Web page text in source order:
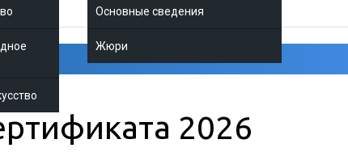
Основные сведения
Жюри
2026